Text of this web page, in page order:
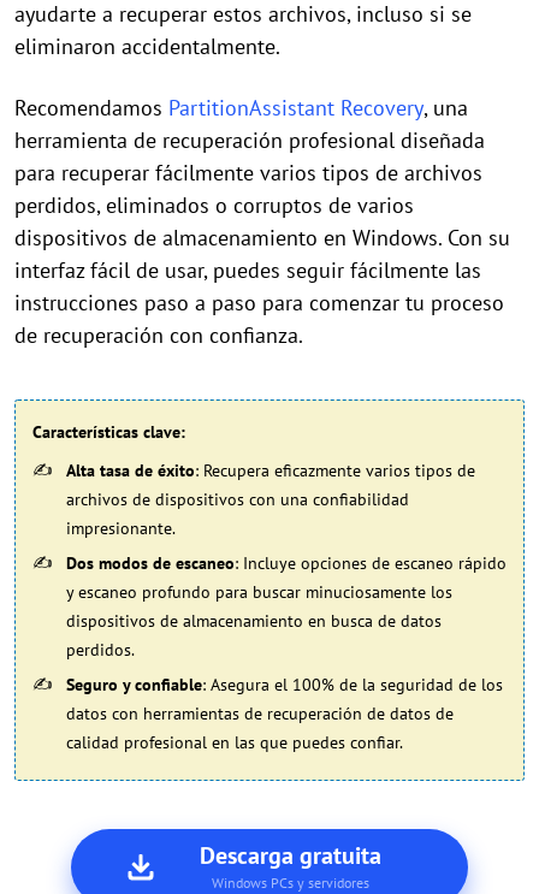
ayudarte a recuperar estos archivos, incluso si se
eliminaron accidentalmente.
Recomendamos PartitionAssistant Recovery, una
herramienta de recuperación profesional diseñada
para recuperar fácilmente varios tipos de archivos
perdidos, eliminados o corruptos de varios
dispositivos de almacenamiento en Windows. Con su
interfaz fácil de usar, puedes seguir fácilmente las
instrucciones paso a paso para comenzar tu proceso
de recuperación con confianza.
Características clave:
Alta tasa de éxito: Recupera eficazmente varios tipos de
archivos de dispositivos con una confiabilidad
impresionante.
Dos modos de escaneo: Incluye opciones de escaneo rápido
y escaneo profundo para buscar minuciosamente los
dispositivos de almacenamiento en busca de datos
perdidos.
Seguro y confiable: Asegura el 100% de la seguridad de los
datos con herramientas de recuperación de datos de
calidad profesional en las que puedes confiar.
Descarga gratuita
Windows PCs y servidores